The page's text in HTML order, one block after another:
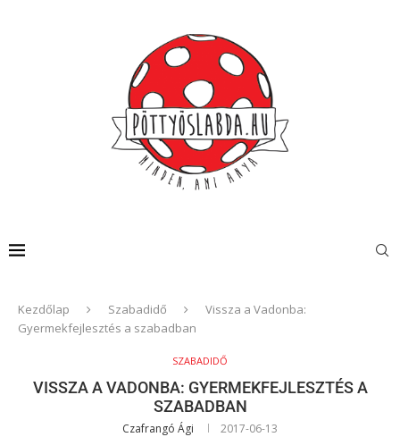
Kezdőlap Szabadidő
Vissza a Vadonba:
Gyermekfejlesztés a szabadban
SZABADIDŐ
VISSZA A VADONBA: GYERMEKFEJLESZTÉS A
SZABADBAN
Czafrangó Ági 2017-06-13